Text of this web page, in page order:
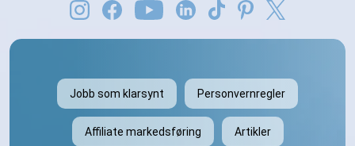
Jobb som klarsynt Personvernregler
Affiliate markedsføring Artikler